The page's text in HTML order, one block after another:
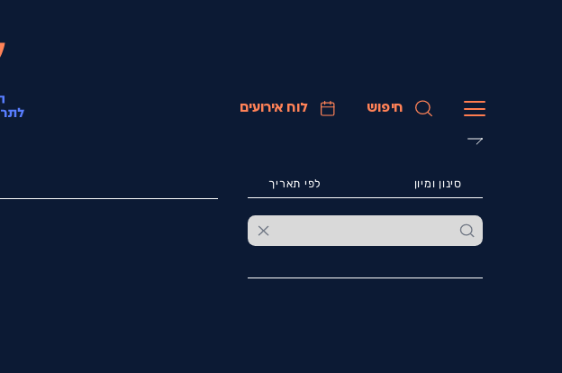
לוח אירועים חיפוש
סינון ומיון לפי תאריך